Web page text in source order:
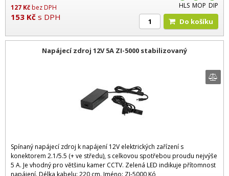
127 Kčbez DPH
153 Kč s DPH
HLS MOP DIP
Do košíku
Napájecí zdroj 12V 5A ZI-5000 stabilizovaný
Spínaný napájecí zdroj k napájení 12V elektrických zařízení s
konektorem 2.1/5.5 (+ ve středu), s celkovou spotřebou proudu nejvýše
5 A. Je vhodný pro většinu kamer CCTV. Zelená LED indikuje přítomnost
napájení. Délka kabelu: 220 cm. Jméno: ZI-5000 Kó